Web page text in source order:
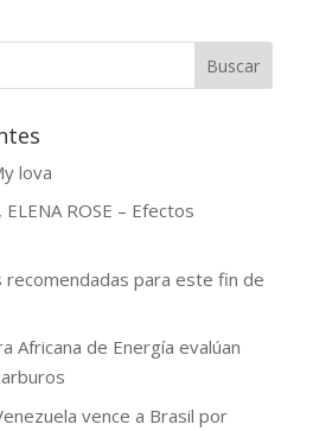
Buscar
lova
ROSE – Efectos
recomendadas para este fin de
Africana de Energía evalúan
vence a Brasil por